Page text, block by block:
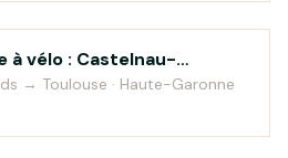
à vélo : Castelnau-
→ Toulouse · Haute-Garonne